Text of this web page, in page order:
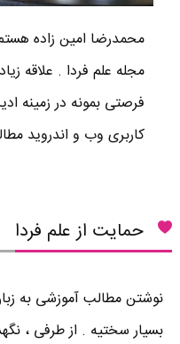
محمدرضا امين زاده
مجله علم فردا . علاقه
فرصتی بمونه در زمینه
کاربری وب و اندروید
حمایت از علم فردا
نوشتن مطالب آموزشی به
بسیار سختیه . از طرفی ،